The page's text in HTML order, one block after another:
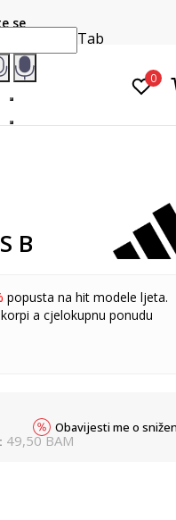
u prodavnici po vašem
se
Tab
0
B
popusta na hit modele ljeta.
a cjelokupnu ponudu
49,50 BAM
Obavijesti me o